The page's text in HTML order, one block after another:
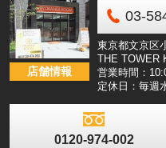
店舗情報
03-
東京都文京区
THE TOWER
営業時間：
定休日：毎週
0120-974-002